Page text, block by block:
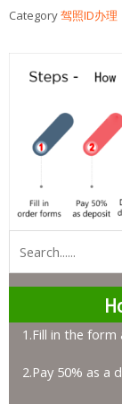
Category驾照ID办理
1.Fill in the form
2.Pay 50% as a